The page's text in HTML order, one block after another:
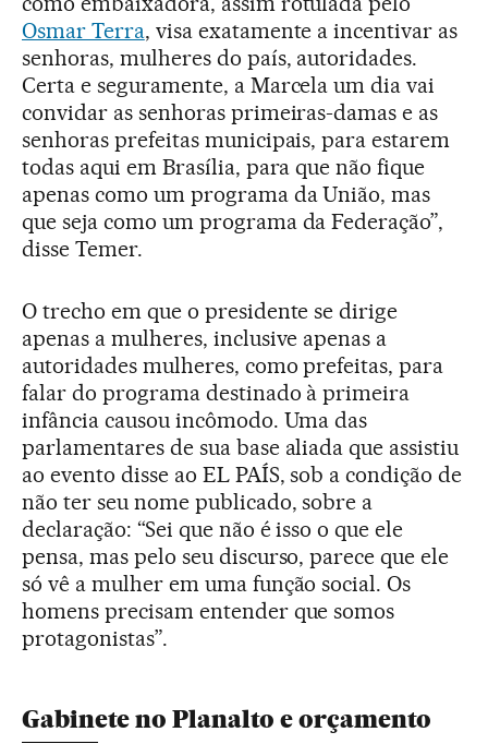
Osmar Terra, visa exatamente a incentivar as
senhoras, mulheres do país, autoridades.
Certa e seguramente, a Marcela um dia vai
convidar as senhoras primeiras-damas e as
senhoras prefeitas municipais, para estarem
todas aqui em Brasília, para que não fique
apenas como um programa da União, mas
que seja como um programa da Federação”,
disse Temer.
O trecho em que o presidente se dirige
apenas a mulheres, inclusive apenas a
autoridades mulheres, como prefeitas, para
falar do programa destinado à primeira
infância causou incômodo. Uma das
parlamentares de sua base aliada que assistiu
ao evento disse ao EL PAÍS, sob a condição de
não ter seu nome publicado, sobre a
declaração: “Sei que não é isso o que ele
pensa, mas pelo seu discurso, parece que ele
só vê a mulher em uma função social. Os
homens precisam entender que somos
protagonistas”.
Gabinete no Planalto e orçamento